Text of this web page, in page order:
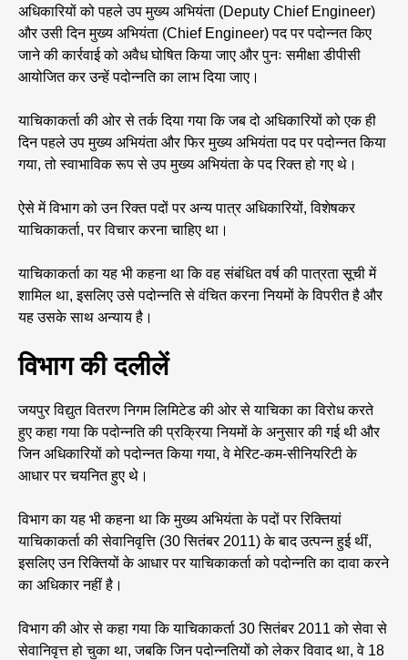
अधिकारियों को पहले उप मुख्य अभियंता (Deputy Chief Engineer)
और उसी दिन मुख्य अभियंता (Chief Engineer) पद पर पदोन्नत किए
जाने की कार्रवाई को अवैध घोषित किया जाए और पुनः समीक्षा डीपीसी
आयोजित कर उन्हें पदोन्नति का लाभ दिया जाए।
याचिकाकर्ता की ओर से तर्क दिया गया कि जब दो अधिकारियों को एक ही
दिन पहले उप मुख्य अभियंता और फिर मुख्य अभियंता पद पर पदोन्नत किया
गया, तो स्वाभाविक रूप से उप मुख्य अभियंता के पद रिक्त हो गए थे।
ऐसे में विभाग को उन रिक्त पदों पर अन्य पात्र अधिकारियों, विशेषकर
याचिकाकर्ता, पर विचार करना चाहिए था।
याचिकाकर्ता का यह भी कहना था कि वह संबंधित वर्ष की पात्रता सूची में
शामिल था, इसलिए उसे पदोन्नति से वंचित करना नियमों के विपरीत है और
यह उसके साथ अन्याय है।
विभाग की दलीलें
जयपुर विद्युत वितरण निगम लिमिटेड की ओर से याचिका का विरोध करते
हुए कहा गया कि पदोन्नति की प्रक्रिया नियमों के अनुसार की गई थी और
जिन अधिकारियों को पदोन्नत किया गया, वे मेरिट-कम-सीनियरिटी के
आधार पर चयनित हुए थे।
विभाग का यह भी कहना था कि मुख्य अभियंता के पदों पर रिक्तियां
याचिकाकर्ता की सेवानिवृत्ति (30 सितंबर 2011) के बाद उत्पन्न हुई थीं,
इसलिए उन रिक्तियों के आधार पर याचिकाकर्ता को पदोन्नति का दावा करने
का अधिकार नहीं है।
विभाग की ओर से कहा गया कि याचिकाकर्ता 30 सितंबर 2011 को सेवा से
सेवानिवृत्त हो चुका था, जबकि जिन पदोन्नतियों को लेकर विवाद था, वे 18